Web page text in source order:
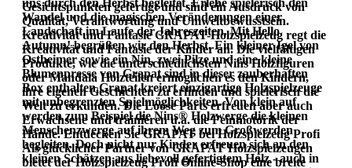
Gesichtspunkten gefertigt und sind ein Ausdruck von
Qualität, Verantwortung und Umweltbewusstsein.
Kreativität und Fantasie GRAPAT-Holzspielzeug regt die
Kreativität und Fantasie der Kinder an. Die vielfältigen
Produkte, wie die unterschiedlichsten Nins Holzfiguren
oder Mandala Holzteilen ermöglichen es den Kindern,
ihre eigenen Geschichten zu erfinden und spielerisch die
Welt zu erkunden. Die Loose Parts erfreuen aber auch
Erwachsene und trainieren u.a. die Feinmotorik der
Hände. Entdecken Sie GRAPAT bei Holzspielzeug Profi
Als glücklicher Partner von GRAPAT Holzspielzeugen
bietet der Holzspielzeug Profi Online-Shop eine breite
Wandel und die magischen Veränderungen einer
Landschaft im Laufe der Jahreszeiten. Mit Hello
Autumn! begrüßen wir den Herbst. Ein kleiner Igel von
Ostheimer sowie ein Nin, zwei Pilze und eine kleine
Blumenpresse von Grapat sind in dieser zauberhaften
Box enthalten.Grapat kreiert einzigartige Holzspielzeuge
mit unbegrenzten Spielmöglichkeiten. Von klein auf
werden zum Beispiel die Nins® Holzwerge die kleinen
Menschenzwerge auf ihrem Weg zum Großwerden
begleiten. Doch nicht nur Kinder erfreuen sich an den
kleinen Schätzen aus liebevoll gefertigtem Holz - auch in